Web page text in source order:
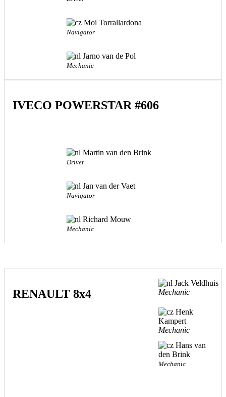
Moi Torrallardona
Navigator
Jarno van de Pol
Mechanic
IVECO POWERSTAR #606
Martin van den Brink
Driver
Jan van der Vaet
Navigator
Richard Mouw
Mechanic
RENAULT 8x4
Jack Veldhuis
Mechanic
Henk
Kampert
Mechanic
Hans van
den Brink
Mechanic